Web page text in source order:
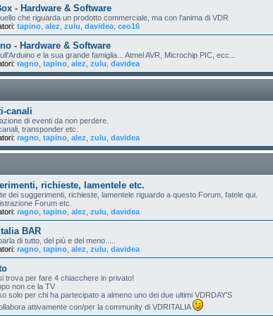
- Hardware & Software
che riguarda un prodotto commerciale, ma con l'anima di VDR
tapino alez zulu davidea ceo16
- Hardware & Software
e la sua grande famiglia... Atmel AVR, Microchip PIC, ecc...
ragno tapino alez zulu davidea
canali
di eventi da non perdere.
transponder etc.
ragno tapino alez zulu davidea
richieste, lamentele etc.
dei suggerimenti, richieste, lamentele riguardo a questo Forum, fatele qui.
Forum etc.
ragno tapino alez zulu davidea
BAR
di tutto, del più e del meno.....
ragno tapino alez zulu davidea
trova per fare 4 chiacchere in privato!
non ce la TV
solo per chi ha partecipato a almeno uno dei due ultimi VDRDAY'S
attivamente con/per la community di VDRITALIA